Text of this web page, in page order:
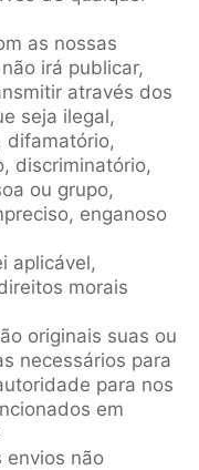
as nossas
não irá publicar,
através dos
seja ilegal,
difamatório,
discriminatório,
ou grupo,
enganoso
aplicável,
morais
originais suas ou
necessários para
para nos
em
envios não